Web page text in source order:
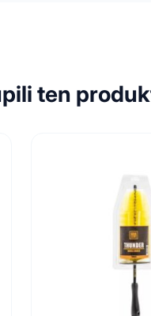
ten